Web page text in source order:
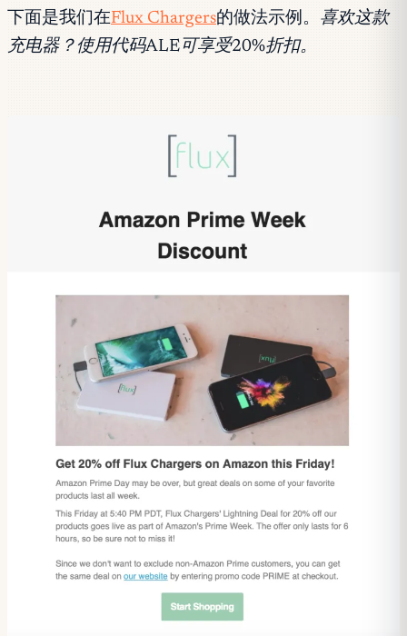
下面是我们在Flux Chargers的做法示例。 喜欢这款
充电器？使用代码ALE可享受20%折扣。